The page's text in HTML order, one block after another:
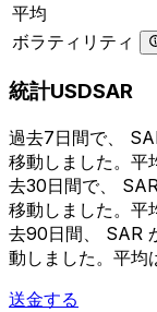
平均
ボラティリティ
統計USDSAR
過去7日間で、
移動しました。
去30日間で、
移動しました。
去90日間、 SAR
動しました。平均
送金する